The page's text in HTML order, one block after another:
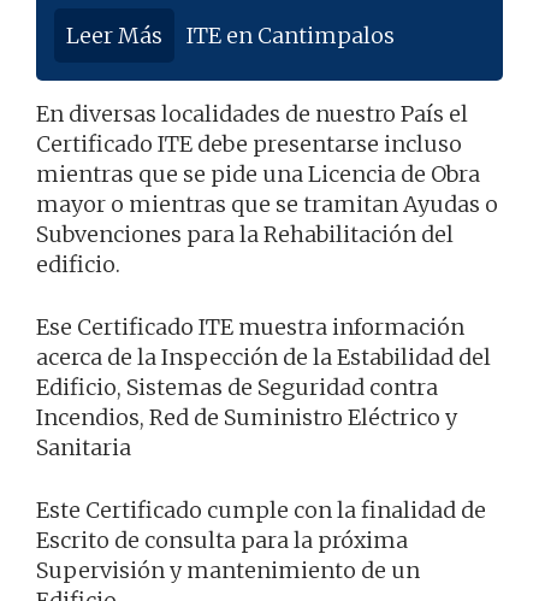
Leer Más ITE en Cantimpalos
En diversas localidades de nuestro País el
Certificado ITE debe presentarse incluso
mientras que se pide una Licencia de Obra
mayor o mientras que se tramitan Ayudas o
Subvenciones para la Rehabilitación del
edificio.
Ese Certificado ITE muestra información
acerca de la Inspección de la Estabilidad del
Edificio, Sistemas de Seguridad contra
Incendios, Red de Suministro Eléctrico y
Sanitaria
Este Certificado cumple con la finalidad de
Escrito de consulta para la próxima
Supervisión y mantenimiento de un